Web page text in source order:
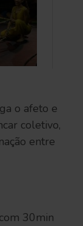
o afeto e
coletivo,
entre
30min